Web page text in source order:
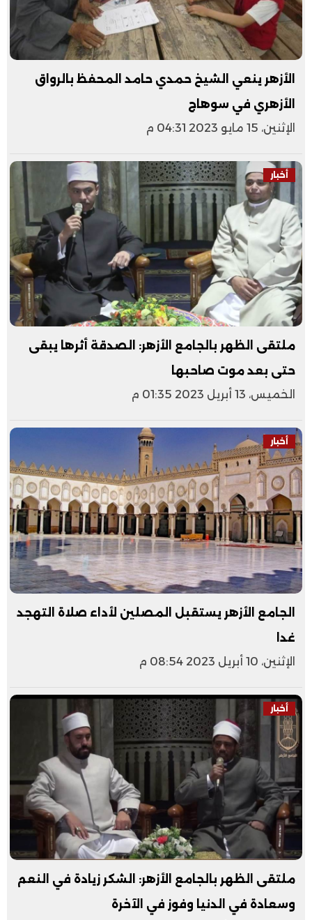
الأزهر ينعي الشيخ حمدي حامد المحفظ بالرواق
الأزهري في سوهاج
الإثنين، 15 مايو 2023 04:31 م
أخبار
ملتقى الظهر بالجامع الأزهر: الصدقة أثرها يبقى
حتى بعد موت صاحبها
الخميس، 13 أبريل 2023 01:35 م
أخبار
الجامع الأزهر يستقبل المصلين لأداء صلاة التهجد
غدا
الإثنين، 10 أبريل 2023 08:54 م
أخبار
ملتقى الظهر بالجامع الأزهر: الشكر زيادة في النعم
وسعادة في الدنيا وفوز في الآخرة